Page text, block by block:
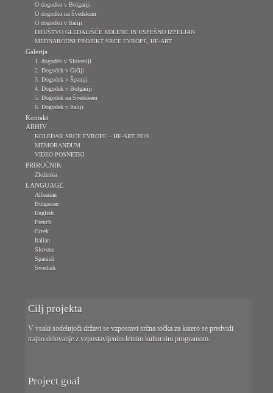
O dogodku v Bolgariji
O dogodku na Švedskem
O dogodku v Italiji
DRUŠTVO GLEDALIŠČE KOLENC IN USPEŠNO IZPELJAN
MEDNARODNI PROJEKT SRCE EVROPE, HE-ART
Galerija
1. dogodek v Sloveniji
2. Dogodek v Grčiji
3. Dogodek v Španiji
4. Dogodek v Bolgariji
5. Dogodek na Švedskem
6. Dogodek v Italiji
Kontakt
ARHIV
KOLEDAR SRCE EVROPE – HE-ART 2019
MEMORANDUM
VIDEO POSNETKI
PRIROČNIK
Zloženka
LANGUAGE
Albanian
Bulgarian
English
French
Greek
Italian
Slovene
Spanish
Swedish
Cilj projekta
V vsaki sodelujoči državi se vzpostavi srčna točka za katero se predvidi
trajno delovanje z vzpostavljenim letnim kulturnim programom.
Project goal